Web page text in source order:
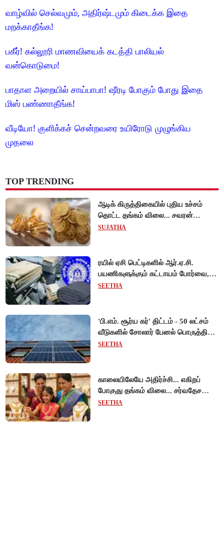
வாழ்வில் செல்வமும், அதிர்ஷ்டமும் கிடைக்க இதை
மறக்காதீங்க!
பகீர்! கல்லூரி மாணவியைக் கடத்தி பாலியல்
வன்கொடுமை!
பாதாள அறையில் சாய்பாபா! ஷீரடி போகும் போது இதை
மிஸ் பண்ணாதீங்க!
வீடியோ! குளிக்கச் சென்றவரை உயிரோடு முழுங்கிய
முதலை
TOP TRENDING
ஆடிக் கிருத்திகையில் புதிய உச்சம்
தொட்ட தங்கம் விலை... சவரன்
ரூ.1,10,000-ஐ கடந்து விற்பனை!
SUJATHA
ரயில் ஏசி பெட்டிகளில் ஆர்.ஏ.சி.
பயணிகளுக்கும் கட்டாயம் போர்வை,
கம்பளி வழங்க உத்தரவு!
SEETHA
'பி.எம். சூர்ய கர்' திட்டம் - 50 லட்சம்
வீடுகளில் சோலார் பேனல் பொருத்தி
மத்திய அரசு சாதனை!
SEETHA
காலையிலேயே அதிர்ச்சி... எகிறப்
போகுது தங்கம் விலை... சர்வதேச
சந்தையில் $192 உயர்வு - இந்திய
SEETHA